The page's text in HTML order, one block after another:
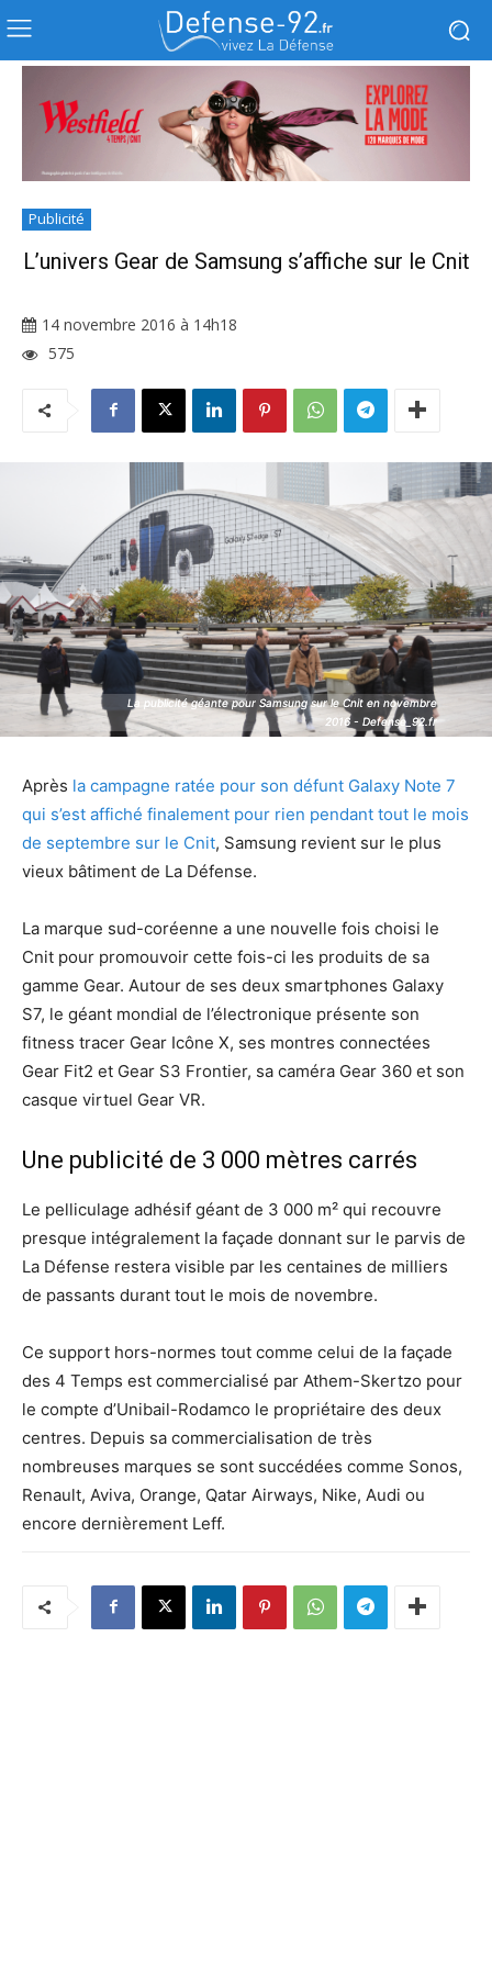
Publicité
L’univers Gear de Samsung s’affiche sur le Cnit
14 novembre 2016 à 14h18
575
La publicité géante pour Samsung sur le Cnit en novembre
2016 - Defense_92.fr
La publicité géante pour Samsung sur le Cnit en novembre
2016 - Defense_92.fr
Après la campagne ratée pour son défunt Galaxy Note 7
qui s’est affiché finalement pour rien pendant tout le mois
de septembre sur le Cnit, Samsung revient sur le plus
vieux bâtiment de La Défense.
La marque sud-coréenne a une nouvelle fois choisi le
Cnit pour promouvoir cette fois-ci les produits de sa
gamme Gear. Autour de ses deux smartphones Galaxy
S7, le géant mondial de l’électronique présente son
fitness tracer Gear Icône X, ses montres connectées
Gear Fit2 et Gear S3 Frontier, sa caméra Gear 360 et son
casque virtuel Gear VR.
Une publicité de 3 000 mètres carrés
Le pelliculage adhésif géant de 3 000 m² qui recouvre
presque intégralement la façade donnant sur le parvis de
La Défense restera visible par les centaines de milliers
de passants durant tout le mois de novembre.
Ce support hors-normes tout comme celui de la façade
des 4 Temps est commercialisé par Athem-Skertzo pour
le compte d’Unibail-Rodamco le propriétaire des deux
centres. Depuis sa commercialisation de très
nombreuses marques se sont succédées comme Sonos,
Renault, Aviva, Orange, Qatar Airways, Nike, Audi ou
encore dernièrement Leff.